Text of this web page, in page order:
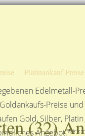
Platinankauf Preise
Edelmetall-
Preise
Gold, Silber,
(32)